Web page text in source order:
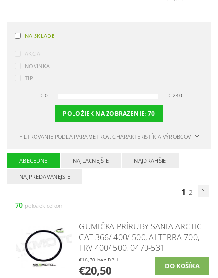
NA SKLADE
AKCIA
NOVINKA
TIP
€0 €240
POLOŽIEK NA ZOBRAZENIE:70
FILTROVANIE PODĽA PARAMETROV, CHARAKTERISTÍK A VÝROBCOV
ABECEDNE NAJLACNEJŠIE NAJDRAHŠIE
NAJPREDÁVANEJŠIE
1 2
70 položiek celkom
GUMIČKA PRÍRUBY SANIA ARCTIC
CAT 366/ 400/ 500, ALTERRA 700,
TRV 400/ 500, 0470-531
€16,70 bez DPH
€20,50